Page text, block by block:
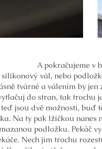
A pokračujeme v
vál, nebo
tvárné a válením by
do stran, tak
jsou dvě možnosti, buď
Na ty pak lžičkou
podložku. Pekáč
Nech jim trochu